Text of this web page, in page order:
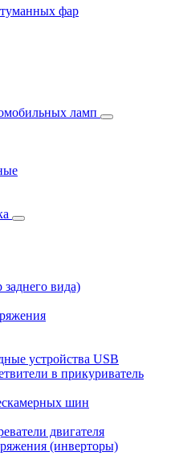
фар
ламп
вида)
устройства USB
в прикуриватель
шин
двигателя
(инверторы)